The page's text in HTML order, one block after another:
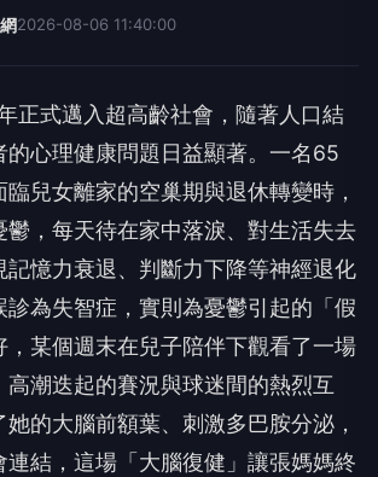
2026-08-06 11:40:00
正式邁入超高齡社會，隨著人口結
的心理健康問題日益顯著。一名65
兒女離家的空巢期與退休轉變時，
鬱，每天待在家中落淚、對生活失去
記憶力衰退、判斷力下降等神經退化
診為失智症，實則為憂鬱引起的「假
，某個週末在兒子陪伴下觀看了一場
高潮迭起的賽況與球迷間的熱烈互
的大腦前額葉、刺激多巴胺分泌，
連結，這場「大腦復健」讓張媽媽終